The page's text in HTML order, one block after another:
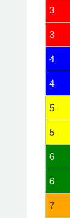
3
3
4
4
5
5
6
6
7